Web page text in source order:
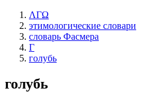
ΛΓΩ
этимологические словари
словарь Фасмера
Г
голубь
голубь